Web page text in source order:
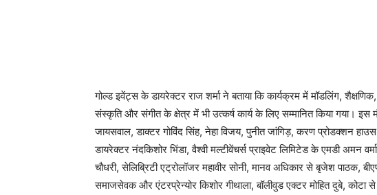
गोल्ड इवेंट्स के डायरेक्टर राज शर्मा ने बताया कि कार्यक्रम में मॉडलिंग,
संस्कृति और संगीत के क्षेत्र में भी उत्कर्ष कार्य के लिए सम्मानित किया गया। इस
जायसवाल, डाक्टर गोविंद सिंह, नेहा विजय, पुनीत जांगिड़, करण प्रोडक्शन
डायरेक्टर नंदकिशोर भिंडा, वैश्वी मल्टीवेंचर्स प्राइवेट लिमिटेड के एमडी अमन
चौधरी, सेलिब्रिटी एट्रोलॉजर महावीर सोनी, मानव अधिकार से बृजेश पाठक,
समाजसेवक और एंटरप्रेन्योर किशोर गीथाला, बॉलीवुड एक्टर मोहित दुबे,